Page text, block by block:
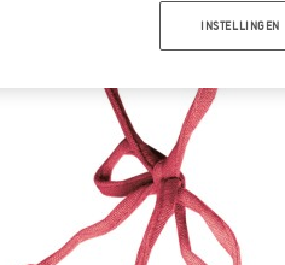
INSTELLINGEN